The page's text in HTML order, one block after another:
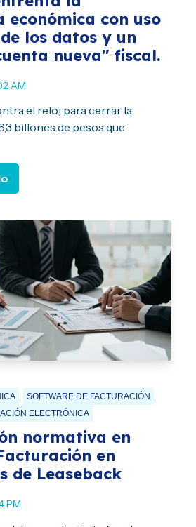
económica con uso
los datos y un
nueva" fiscal.
AM
el reloj para cerrar la
billones de pesos que
, SOFTWARE DE FACTURACIÓN ,
ELECTRÓNICA
normativa en
en
de Leaseback
PM